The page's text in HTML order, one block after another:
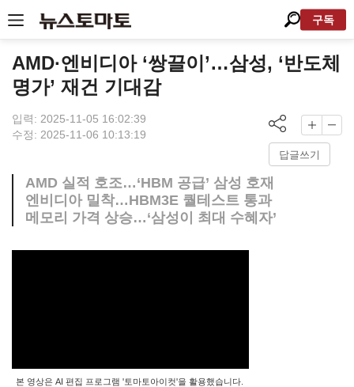
구독
AMD·엔비디아 ‘쌍끌이’…삼성, ‘반도체
명가’ 재건 기대감
입력: 2025-11-05 16:02:39
수정: 2025-11-06 10:13:19
답글쓰기
AMD 실적 호조…‘HBM 공급’ 삼성 호재
엔비디아 밀착…HBM3E 퀄테스트 통과
메모리 가격 상승…‘삼성이 최대 수혜자’
본 영상은 AI 편집 프로그램 '토마토아이컷'을 활용했습니다.